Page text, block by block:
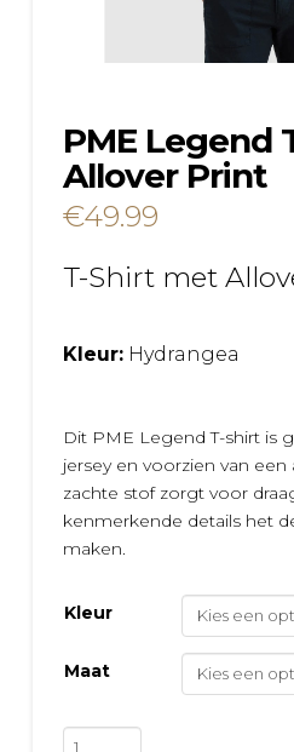
PME Legend
Allover Print
€49.99
T-Shirt met
Kleur:Hydrangea
Dit PME Legend T-shirt is
jersey en voorzien van een
zachte stof zorgt voor
kenmerkende details het
maken.
Kleur
Maat
PME